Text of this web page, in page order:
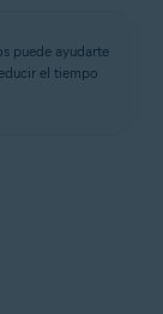
puede ayudarte
el tiempo